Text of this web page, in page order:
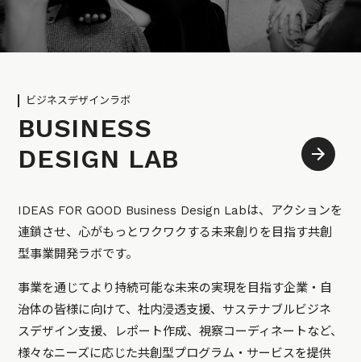
ビジネスデザインラボ
BUSINESS
DESIGN LAB
IDEAS FOR GOOD Business Design Labは、アクションを
連鎖させ、心がもっとワクワクする未来創りを目指す共創
型事業開発ラボです。
事業を通じてより持続可能な未来の実現を目指す企業・自
治体の皆様に向けて、社内浸透支援、サステナブルビジネ
スデザイン支援、レポート作成、視察コーディネートなど、
様々なニーズに応じた共創型プログラム・サービスを提供